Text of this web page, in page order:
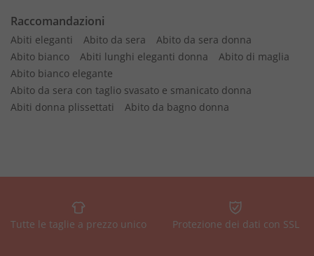
Raccomandazioni
Abiti eleganti Abito da sera
Abito da sera donna
Abito bianco
Abiti lunghi eleganti donna
Abito di maglia
Abito bianco elegante
Abito da sera con taglio svasato e smanicato donna
Abiti donna plissettati
Abito da bagno donna
Tutte le taglie a prezzo unico Protezione dei dati con SSL